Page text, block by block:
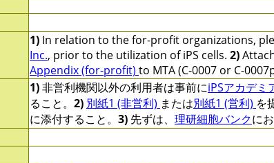
1) In relation to the for-profit organizations,
Inc., prior to the utilization of iPS cells. 2)
Appendix (for-profit) to MTA (C-0007 or C-
1)非営利機関以外の利用者は事前にiPSアカデミ
ること。 2) 別紙1 (非営利) または別紙1 (営利) を
に添付すること。 3) 先ずは、 理研細胞バンクに